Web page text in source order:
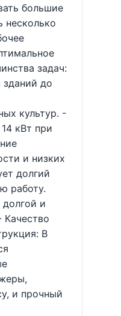
большие
несколько
задач:
до
культур. -
кВт при
и низких
долгий
работу.
и
В
и прочный